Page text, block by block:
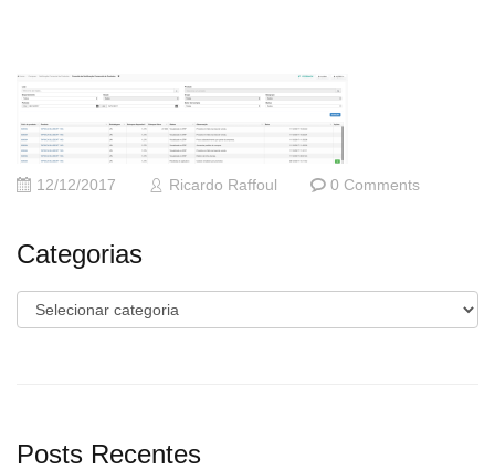
12/12/2017 Ricardo Raffoul 0 Comments
Categorias
Categorias
Posts Recentes